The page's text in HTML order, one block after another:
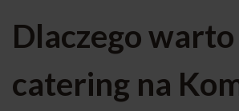
Dlaczego
catering na